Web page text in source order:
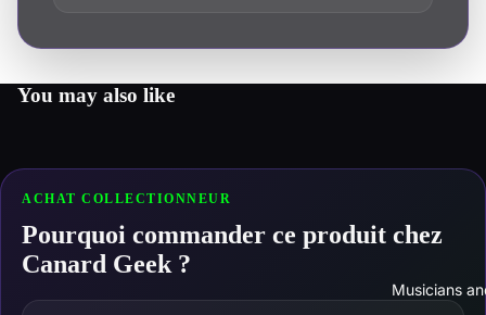
Musicians
You may also like
ACHAT COLLECTIONNEUR
Pourquoi commander ce produit chez
Canard Geek ?